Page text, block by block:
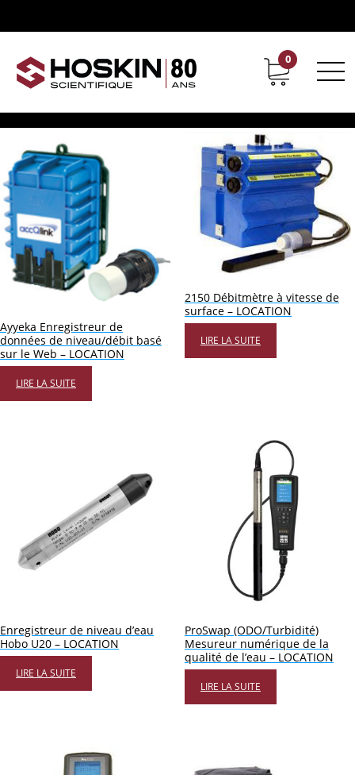
Support Carrières chez Hoskin
0
échantillonnage de l'eau
Affichage de 1–16 sur 17 résultats
Ayyeka Enregistreur de
données de niveau/débit basé
sur le Web – LOCATION
LIRE LA SUITE
2150 Débitmètre à vitesse de
surface – LOCATION
LIRE LA SUITE
Enregistreur de niveau d’eau
Hobo U20 – LOCATION
LIRE LA SUITE
ProSwap (ODO/Turbidité)
Mesureur numérique de la
qualité de l’eau – LOCATION
LIRE LA SUITE